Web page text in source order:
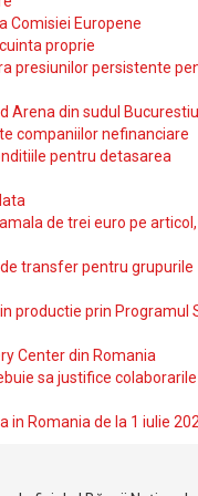
Comisiei Europene
proprie
presiunilor persistente
Arena din sudul
companiilor nefinanciare
pentru detasarea
de trei euro pe articol,
transfer pentru grupurile
productie prin Programul
Center din Romania
sa justifice
Romania de la 1 iulie